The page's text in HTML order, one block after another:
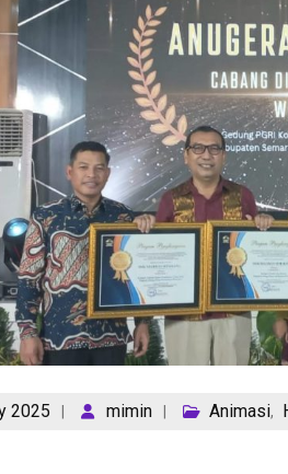
2025 mimin Animasi,